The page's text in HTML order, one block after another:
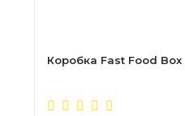
Коробка Fast Food Box